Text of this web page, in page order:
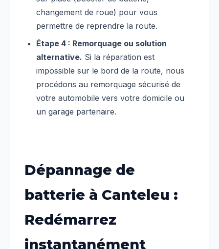
changement de roue) pour vous
permettre de reprendre la route.
Étape 4 : Remorquage ou solution
alternative. Si la réparation est
impossible sur le bord de la route, nous
procédons au remorquage sécurisé de
votre automobile vers votre domicile ou
un garage partenaire.
Dépannage de
batterie à Canteleu :
Redémarrez
instantanément